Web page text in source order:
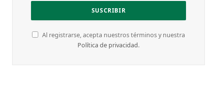
Al registrarse, acepta nuestros términos y nuestra
Política de privacidad.